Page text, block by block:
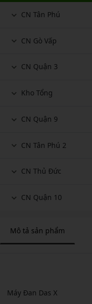
CN Tân Phú
CN Gò Vấp
CN Quận 3
Kho Tổng
CN Quận 9
CN Tân Phú 2
CN Thủ Đức
CN Quận 10
Mô tả sản phẩm
Máy Đan Das X